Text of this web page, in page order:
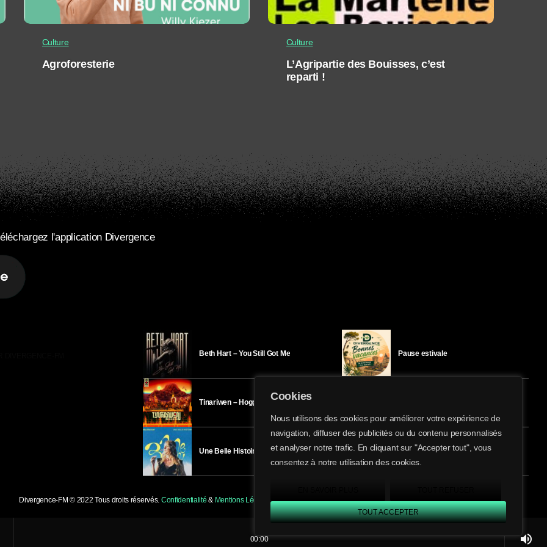
Cookies
Nous utilisons des cookies pour améliorer votre expérience de
navigation, diffuser des publicités ou du contenu personnalisés
et analyser notre trafic. En cliquant sur "Accepter tout", vous
consentez à notre utilisation des cookies.
TOUT ACCEPTER
00:00 volume_up
share
email
Culture
Agroforesterie
Culture
L’Agripartie des Bouisses, c’est
reparti !
l'application Divergence
Beth Hart – You Still Got Me
Tinariwen – Hoggar
Une Belle Histoire – Héloïse Bay
Pause estivale
Ici l’Ombre – mardi 28 juillet
Divergence-FM © 2022 Tous droits réservés. Confidentialité & Mentions Légales.